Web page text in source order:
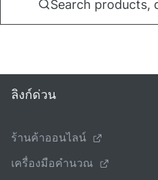
Search products,
ลิงก์ด่วน
ร้านค้าออนไลน์
เครื่องมือคํานวณ